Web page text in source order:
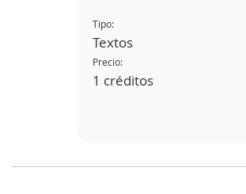
Tipo:
Textos
Precio:
1 créditos